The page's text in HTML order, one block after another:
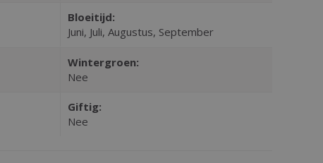
Bloeitijd:
Juni, Juli, Augustus, September
Wintergroen:
Nee
Giftig:
Nee